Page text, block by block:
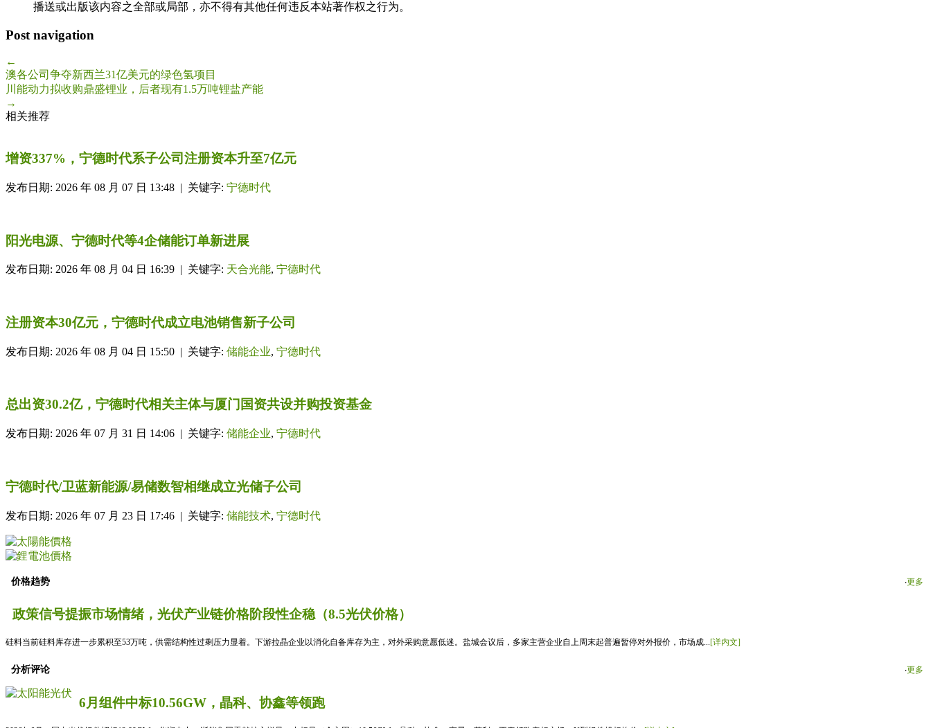
播送或出版该内容之全部或局部，亦不得有其他任何违反本站著作权之行为。
Post navigation
←
澳各公司争夺新西兰31亿美元的绿色氢项目
川能动力拟收购鼎盛锂业，后者现有1.5万吨锂盐产能
→
相关推荐
增资337%，宁德时代系子公司注册资本升至7亿元
发布日期: 2026 年 08 月 07 日 13:48 | 关键字: 宁德时代
阳光电源、宁德时代等4企储能订单新进展
发布日期: 2026 年 08 月 04 日 16:39 | 关键字: 天合光能, 宁德时代
注册资本30亿元，宁德时代成立电池销售新子公司
发布日期: 2026 年 08 月 04 日 15:50 | 关键字: 储能企业, 宁德时代
总出资30.2亿，宁德时代相关主体与厦门国资共设并购投资基金
发布日期: 2026 年 07 月 31 日 14:06 | 关键字: 储能企业, 宁德时代
宁德时代/卫蓝新能源/易储数智相继成立光储子公司
发布日期: 2026 年 07 月 23 日 17:46 | 关键字: 储能技术, 宁德时代
价格趋势 ‧更多
政策信号提振市场情绪，光伏产业链价格阶段性企稳（8.5光伏价格）
硅料当前硅料库存进一步累积至53万吨，供需结构性过剩压力显着。下游拉晶企业以消化自备库存为主，对外采购意愿低迷。盐城会议后，多家主营企业自上周末起普遍暂停对外报价，市场成...[详内文]
分析评论 ‧更多
6月组件中标10.56GW，晶科、协鑫等领跑